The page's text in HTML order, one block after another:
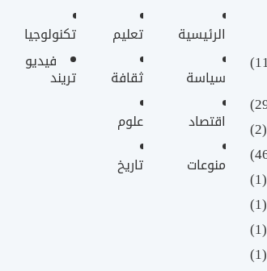
(2)
(1)
(1)
(1)
(1)
الرئيسية
سياسة
اقتصاد
منوعات
تعليم
ثقافة
علوم
تاريخ
تكنولوجيا
فيديو
تريند